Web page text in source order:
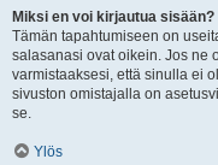
Miksi en voi kirjautua sisään?
Tämän tapahtumiseen on
salasanasi ovat oikein. Jos ne
varmistaaksesi, että sinulla ei
sivuston omistajalla on
se.
Ylös